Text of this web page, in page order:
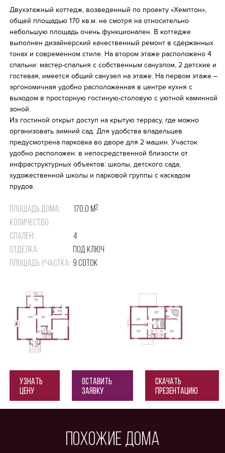
Избранное
Двухэтажный коттедж, возведенный по проекту «Хемптон»,
общей площадью 170 кв.м. не смотря на относительно
небольшую площадь очень функционален. В коттедже
выполнен дизайнерский качественный ремонт в сдержанных
тонах и современном стиле. На втором этаже расположено 4
спальни: мастер-спальня с собственным санузлом, 2 детские и
гостевая, имеется общий санузел на этаже. На первом этаже –
эргономичная удобно расположенная в центре кухня с
выходом в просторную гостиную-столовую с уютной каминной
зоной.
Из гостиной открыт доступ на крытую террасу, где можно
организовать зимний сад. Для удобства владельцев
предусмотрена парковка во дворе для 2 машин. Участок
удобно расположен: в непосредственной близости от
инфраструктурных объектов: школы, детского сада,
художественной школы и парковой группы с каскадом
прудов.
Площадь дома: 170.0 м2
Количество
спален:
4
Отделка:
Под ключ
Площадь участка: 9 соток
Узнать
цену
Оставить
заявку
Скачать
презентацию
Похожие дома